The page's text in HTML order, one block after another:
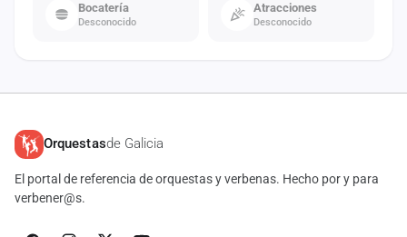
Bocatería
Desconocido
Atracciones
Desconocido
Orquestasde Galicia
El portal de referencia de orquestas y verbenas. Hecho por y para
verbener@s.